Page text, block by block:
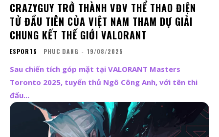
CRAZYGUY TRỞ THÀNH VĐV THỂ THAO ĐIỆN
TỬ ĐẦU TIÊN CỦA VIỆT NAM THAM DỰ GIẢI
CHUNG KẾT THẾ GIỚI VALORANT
ESPORTS PHUC DANG - 19/08/2025
Sau chiến tích góp mặt tại VALORANT Masters
Toronto 2025, tuyển thủ Ngô Công Anh, với tên thi
đấu...